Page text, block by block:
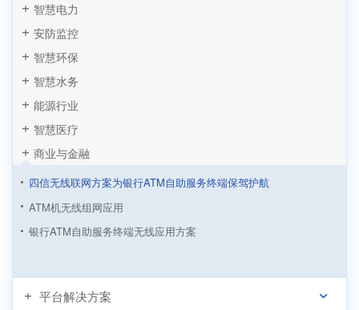
智慧电力
安防监控
智慧环保
智慧水务
能源行业
智慧医疗
商业与金融
四信无线联网方案为银行ATM自助服务终端保驾护航
ATM机无线组网应用
银行ATM自助服务终端无线应用方案
平台解决方案